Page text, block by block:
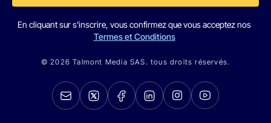
En cliquant sur s'inscrire, vous confirmez que vous acceptez nos
Termes et Conditions
© 2026 Talmont Media SAS. tous droits réservés.